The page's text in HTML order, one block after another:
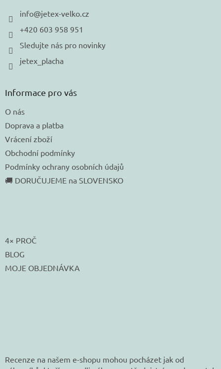
info@jetex-velko.cz
+420 603 958 951
Sledujte nás pro novinky
jetex_placha
Informace pro vás
O nás
Doprava a platba
Vrácení zboží
Obchodní podmínky
Podmínky ochrany osobních údajů
🚚 DORUČUJEME na SLOVENSKO
4× PROČ
BLOG
MOJE OBJEDNÁVKA
Recenze na našem e-shopu mohou pocházet jak od